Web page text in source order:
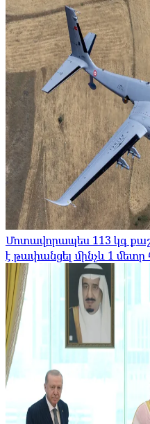
Մոտավորապես 113 կգ
է թափանցել մինչև 1